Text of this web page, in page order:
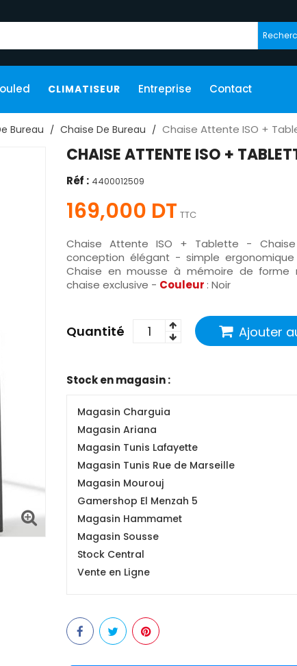
CLIMATISEUR Entreprise Contact
Bureau Chaise De Bureau Chaise Attente ISO +
CHAISE ATTENTE ISO +
Réf : 4400012509
169,000 DT TTC
Chaise Attente ISO + Tablette -
conception élégant - simple
Chaise en mousse à mémoire de forme
chaise exclusive - Couleur : Noir
Quantité Ajouter
Stock en magasin :
Magasin Charguia
Magasin Ariana
Magasin Tunis Lafayette
Magasin Tunis Rue de Marseille
Magasin Mourouj
Gamershop El Menzah 5
Magasin Hammamet
Magasin Sousse
Stock Central
Vente en Ligne